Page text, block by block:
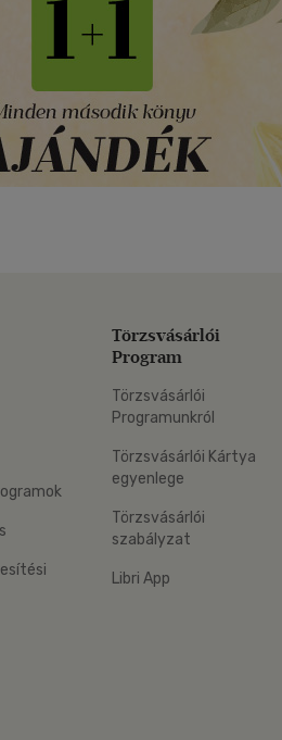
Törzsvásárlói
Program
Törzsvásárlói
Programunkról
Törzsvásárlói Kártya
egyenlege
Törzsvásárlói
szabályzat
Libri App